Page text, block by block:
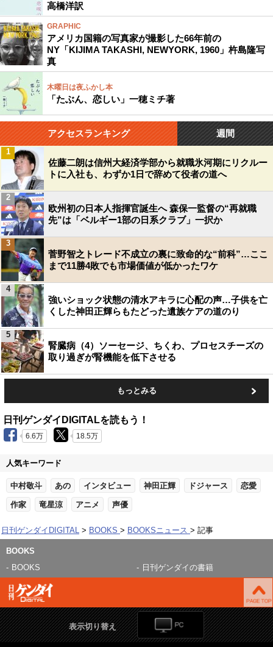
高橋洋訳
GRAPHIC
アメリカ国籍の写真家が撮影した66年前の
NY「KIJIMA TAKASHI, NEWYORK, 1960」杵島隆写
真
木曜日は夜ふかし本
「たぶん、恋しい」一穂ミチ著
アクセスランキング 週間
佐藤二朗は信州大経済学部から就職氷河期にリクルー
トに入社も、わずか1日で辞めて役者の道へ
1
欧州初の日本人指揮官誕生へ 森保一監督の“再就職
先”は「ベルギー1部の日系クラブ」一択か
2
菅野智之トレード不成立の裏に致命的な“前科”…ここ
まで11勝4敗でも市場価値が低かったワケ
3
強いショック状態の清水アキラに心配の声…子供を亡
くした神田正輝らもたどった遺族ケアの道のり
4
腎臓病（4）ソーセージ、ちくわ、プロセスチーズの
取り過ぎが腎機能を低下させる
5
もっとみる
日刊ゲンダイDIGITALを読もう！
6.6万 18.5万
人気キーワード
中村敬斗 あの インタビュー 神田正輝 ドジャース 恋愛
作家 竜星涼 アニメ 声優
日刊ゲンダイDIGITAL BOOKS BOOKSニュース 記事
BOOKS
BOOKS
日刊ゲンダイの書籍
表示切り替え